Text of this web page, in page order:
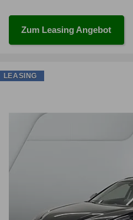
Zum Leasing Angebot
LEASING